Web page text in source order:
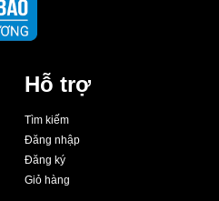
Hỗ trợ
Tìm kiếm
Đăng nhập
Đăng ký
Giỏ hàng